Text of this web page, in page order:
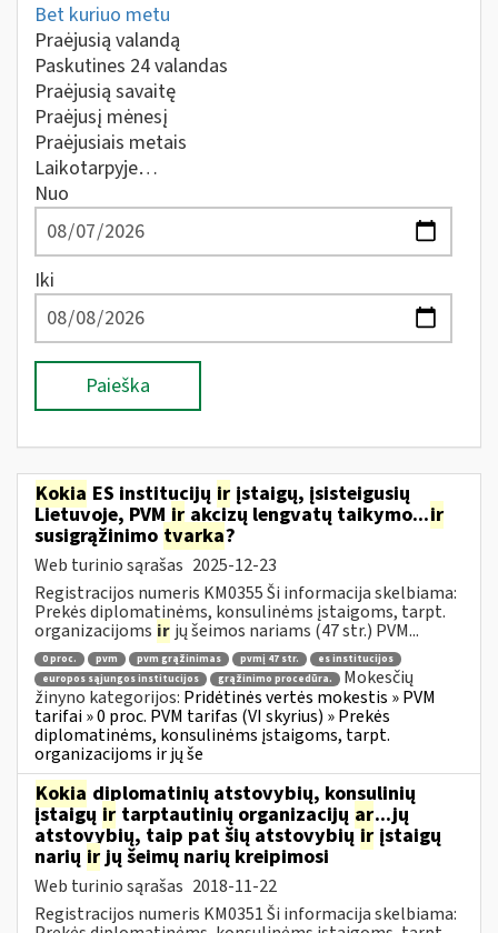
Bet kuriuo metu
Praėjusią valandą
Paskutines 24 valandas
Praėjusią savaitę
Praėjusį mėnesį
Praėjusiais metais
Laikotarpyje…
Nuo
Iki
Paieška
Kokia ES institucijų ir įstaigų, įsisteigusių
Lietuvoje, PVM ir akcizų lengvatų taikymo...ir
susigrąžinimo tvarka?
Web turinio sąrašas 2025-12-23
Registracijos numeris KM0355 Ši informacija skelbiama:
Prekės diplomatinėms, konsulinėms įstaigoms, tarpt.
organizacijoms ir jų šeimos nariams (47 str.) PVM...
0 proc. pvm pvm grąžinimas pvmį 47 str.
es institucijos
europos sąjungos institucijos
grąžinimo procedūra.
Mokesčių
žinyno kategorijos: Pridėtinės vertės mokestis » PVM
tarifai » 0 proc. PVM tarifas (VI skyrius) » Prekės
diplomatinėms, konsulinėms įstaigoms, tarpt.
organizacijoms ir jų še
Kokia diplomatinių atstovybių, konsulinių
įstaigų ir tarptautinių organizacijų ar...jų
atstovybių, taip pat šių atstovybiųir įstaigų
narių irjų šeimų narių kreipimosi
Web turinio sąrašas 2018-11-22
Registracijos numeris KM0351 Ši informacija skelbiama: